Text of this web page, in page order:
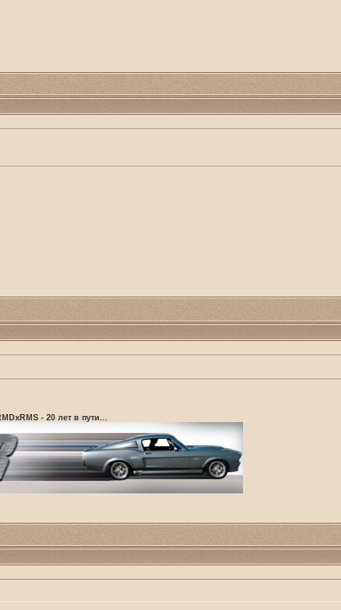
- 20 лет в пути...